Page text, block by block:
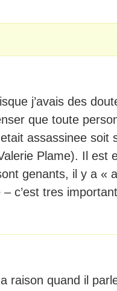
j’avais des
que toute
assassinee soit
Plame). Il est
genants, il y a «
c’est tres
raison quand il